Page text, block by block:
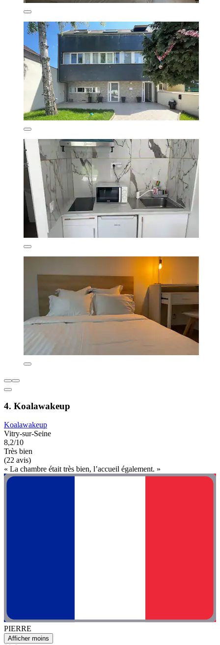
4. Koalawakeup
Koalawakeup
Vitry-sur-Seine
8,2/10
Très bien
(22 avis)
« La chambre était très bien, l’accueil également. »
PIERRE
Afficher moins